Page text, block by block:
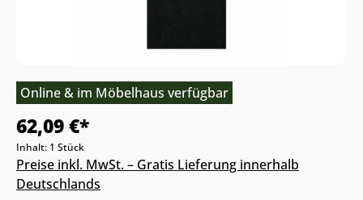
Online & im Möbelhaus verfügbar
62,09 €*
Inhalt: 1 Stück
Preise inkl. MwSt. – Gratis Lieferung innerhalb
Deutschlands